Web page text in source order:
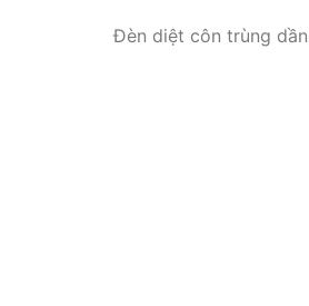
Đèn diệt côn trùng